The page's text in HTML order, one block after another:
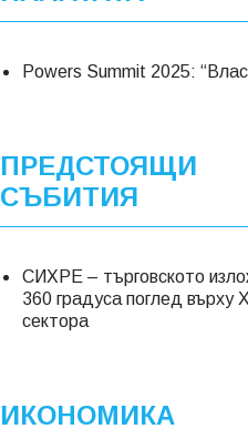
Powers Summit 2025:
ПРЕДСТОЯЩИ
СЪБИТИЯ
СИХРЕ – търговското
360 градуса поглед
сектора
ИКОНОМИКА